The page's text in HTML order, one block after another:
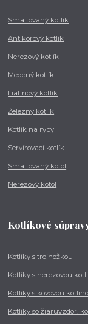
Smaltovaný kotlík
Antikorový kotlík
Nerezový kotlík
Medený kotlík
Liatinový kotlík
Železný kotlík
Kotlík na ryby
Servírovací kotlík
Smaltovaný kotol
Nerezový kotol
Kotlíkové
Kotlíky s trojnožkou
Kotlíky s nerezovou
Kotlíky s kovovou
Kotlíky so žiaruvzdor.